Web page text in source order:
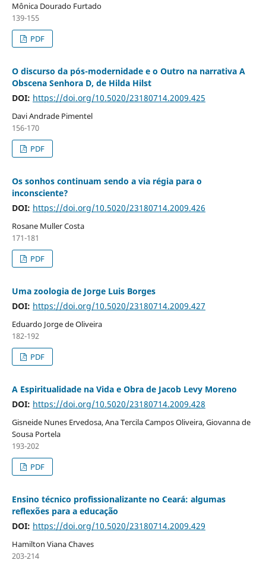
Mônica Dourado Furtado
139-155
PDF
O discurso da pós-modernidade e o Outro na narrativa A
Obscena Senhora D, de Hilda Hilst
DOI: https://doi.org/10.5020/23180714.2009.425
Davi Andrade Pimentel
156-170
PDF
Os sonhos continuam sendo a via régia para o
inconsciente?
DOI: https://doi.org/10.5020/23180714.2009.426
Rosane Muller Costa
171-181
PDF
Uma zoologia de Jorge Luis Borges
DOI: https://doi.org/10.5020/23180714.2009.427
Eduardo Jorge de Oliveira
182-192
PDF
A Espiritualidade na Vida e Obra de Jacob Levy Moreno
DOI: https://doi.org/10.5020/23180714.2009.428
Gisneide Nunes Ervedosa, Ana Tercila Campos Oliveira, Giovanna de
Sousa Portela
193-202
PDF
Ensino técnico profissionalizante no Ceará: algumas
reflexões para a educação
DOI: https://doi.org/10.5020/23180714.2009.429
Hamilton Viana Chaves
203-214